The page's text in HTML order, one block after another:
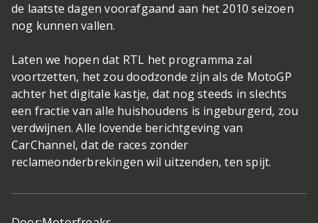
de laatste dagen voorafgaand aan het 2010 seizoen
nog kunnen vallen.
Laten we hopen dat RTL het programma zal
voortzetten, het zou doodzonde zijn als de MotoGP
achter het digitale kastje, dat nog steeds in slechts
een fractie van alle huishoudens is ingeburgerd, zou
verdwijnen. Alle lovende berichtgeving van
CarChannel, dat de races zonder
reclameonderbrekingen wil uitzenden, ten spijt.